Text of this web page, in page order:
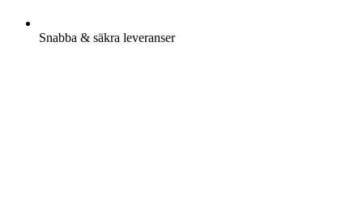
Snabba & säkra leveranser